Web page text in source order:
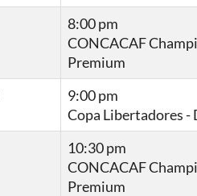
8:00 pm
CONCACAF
Premium
9:00 pm
Copa Libertadores -
10:30 pm
CONCACAF
Premium